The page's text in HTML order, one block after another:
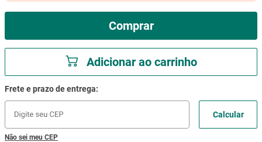
Comprar
Adicionar ao carrinho
Não sei meu CEP